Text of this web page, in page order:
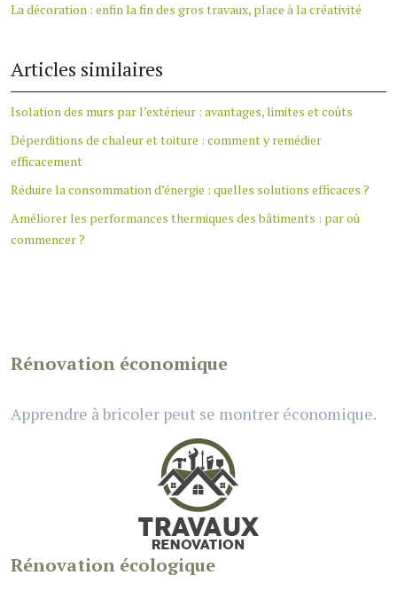
La décoration : enfin la fin des gros travaux, place à la créativité
Articles similaires
Isolation des murs par l’extérieur : avantages, limites et coûts
Déperditions de chaleur et toiture : comment y remédier
efficacement
Réduire la consommation d’énergie : quelles solutions efficaces ?
Améliorer les performances thermiques des bâtiments : par où
commencer ?
Rénovation économique
Apprendre à bricoler peut se montrer économique.
Rénovation écologique